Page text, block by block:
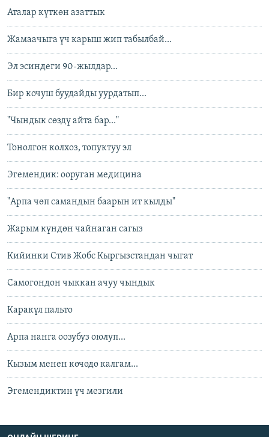
Аталар күткөн азаттык
Жамаачыга үч карыш жип табылбай...
Эл эсиндеги 90-жылдар...
Бир кочуш буудайды уурдатып...
"Чындык сөздү айта бар..."
Тонолгон колхоз, топуктуу эл
Эгемендик: ооруган медицина
"Арпа чөп самандын баарын ит кылды"
Жарым күндөн чайнаган сагыз
Кийинки Стив Жобс Кыргызстандан чыгат
Самогондон чыккан ачуу чындык
Каракүл пальто
Арпа нанга оозубуз оюлуп...
Кызым менен көчөдө калгам...
Эгемендиктин үч мезгили